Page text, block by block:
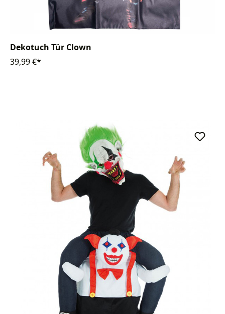
Dekotuch Tür Clown
39,99 €*